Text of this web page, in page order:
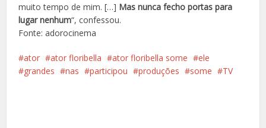
muito tempo de mim. […] Mas nunca fecho portas para
lugar nenhum“, confessou.
Fonte: adorocinema
ator ator floribella ator floribella some
ele
grandes
nas participou produções some TV